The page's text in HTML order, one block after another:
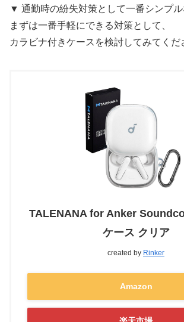
▼ 通勤時の紛失対策として一番シンプ
まずは一番手軽にできる対策として、
カラビナ付きケースを検討してみてくだ
TALENANA for Anker
ケース クリア
created by Rinker
Amazon